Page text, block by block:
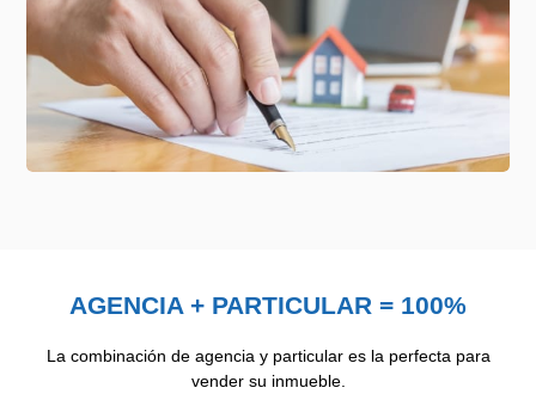
AGENCIA + PARTICULAR = 100%
La combinación de agencia y particular es la perfecta para
vender su inmueble.